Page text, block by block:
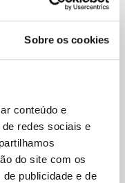
Sobre os cookies
conteúdo e
redes sociais e
do site com os
publicidade e de